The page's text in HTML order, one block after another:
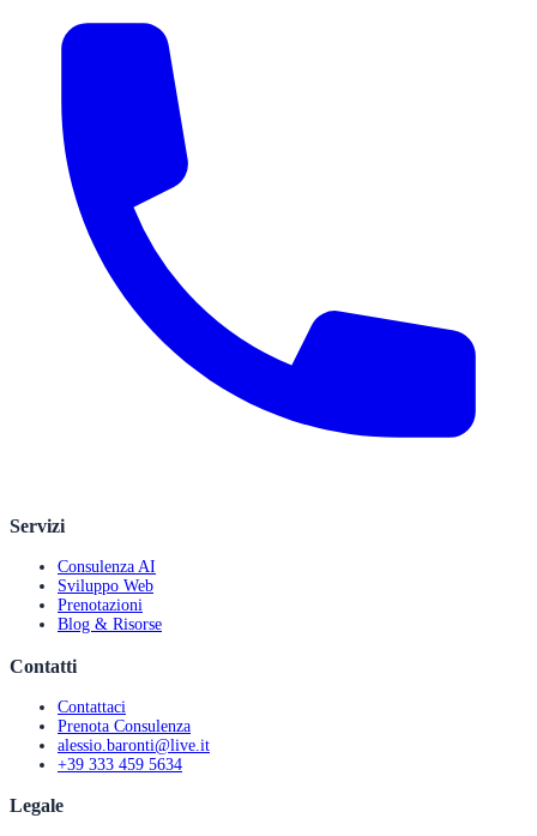
Servizi
Consulenza AI
Sviluppo Web
Prenotazioni
Blog & Risorse
Contatti
Contattaci
Prenota Consulenza
alessio.baronti@live.it
+39 333 459 5634
Legale